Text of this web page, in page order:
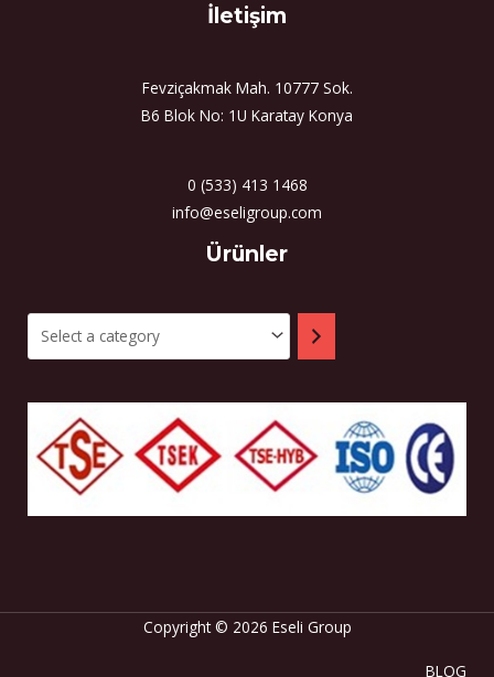
İletişim
Fevziçakmak Mah. 10777 Sok.
B6 Blok No: 1U Karatay Konya
0 (533) 413 1468
info@eseligroup.com
Ürünler
Copyright © 2026 Eseli Group
BLOG